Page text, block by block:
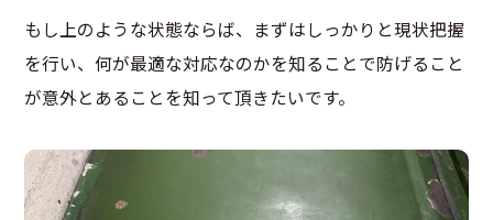
もし上のような状態ならば、まずはしっかりと現状把握
を行い、何が最適な対応なのかを知ることで防げること
が意外とあることを知って頂きたいです。